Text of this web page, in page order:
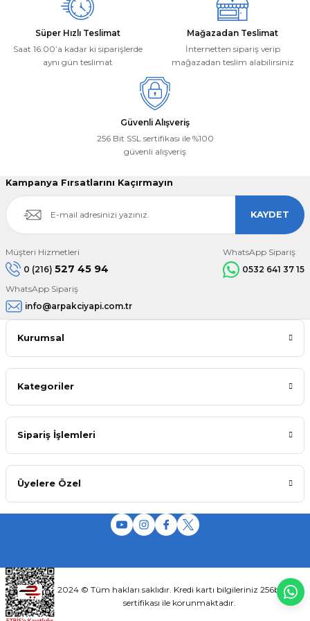
Süper Hızlı Teslimat
Saat 16:00’a kadar ki siparişlerde
aynı gün teslimat
Mağazadan Teslimat
İnternetten sipariş verip
mağazadan teslim alabilirsiniz
Güvenli Alışveriş
256 Bit SSL sertifikası ile %100
güvenli alışveriş
Kampanya Fırsatlarını Kaçırmayın
KAYDET
Müşteri Hizmetleri
0 (216) 527 45 94
WhatsApp Sipariş
0532 641 37 15
WhatsApp Sipariş
info@arpakciyapi.com.tr
Kurumsal
Kategoriler
Sipariş İşlemleri
Üyelere Özel
2024 © Tüm hakları saklıdır. Kredi kartı bilgileriniz 256bit SSL
sertifikası ile korunmaktadır.